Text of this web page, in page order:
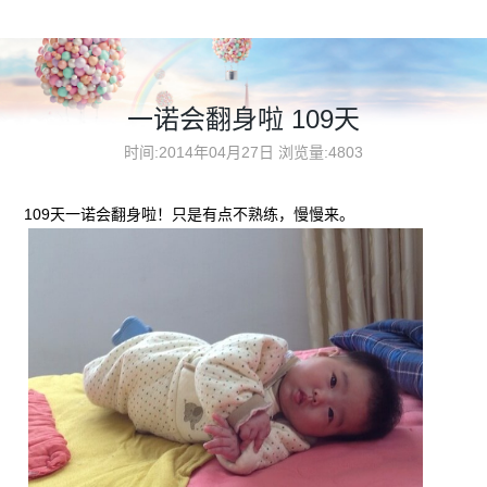
一诺会翻身啦 109天
时间:2014年04月27日 浏览量:4803
109天一诺会翻身啦！只是有点不熟练，慢慢来。